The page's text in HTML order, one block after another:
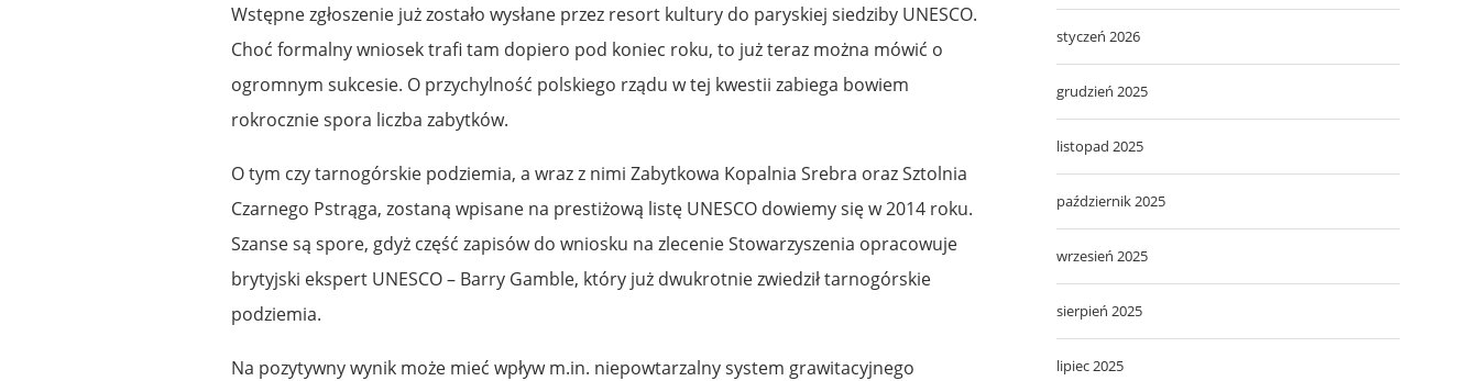
Wstępne zgłoszenie już zostało wysłane przez resort kultury do paryskiej siedziby UNESCO.
Choć formalny wniosek trafi tam dopiero pod koniec roku, to już teraz można mówić o
ogromnym sukcesie. O przychylność polskiego rządu w tej kwestii zabiega bowiem
rokrocznie spora liczba zabytków.
O tym czy tarnogórskie podziemia, a wraz z nimi Zabytkowa Kopalnia Srebra oraz Sztolnia
Czarnego Pstrąga, zostaną wpisane na prestiżową listę UNESCO dowiemy się w 2014 roku.
Szanse są spore, gdyż część zapisów do wniosku na zlecenie Stowarzyszenia opracowuje
brytyjski ekspert UNESCO – Barry Gamble, który już dwukrotnie zwiedził tarnogórskie
podziemia.
Na pozytywny wynik może mieć wpływ m.in. niepowtarzalny system grawitacyjnego
styczeń 2026
grudzień 2025
listopad 2025
październik 2025
wrzesień 2025
sierpień 2025
lipiec 2025